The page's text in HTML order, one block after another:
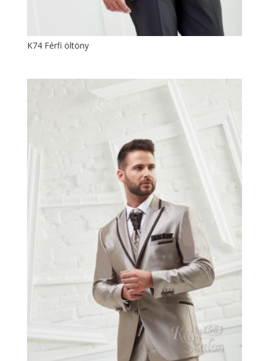
K74 Férfi öltöny